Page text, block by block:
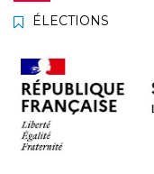
ÉLECTIONS